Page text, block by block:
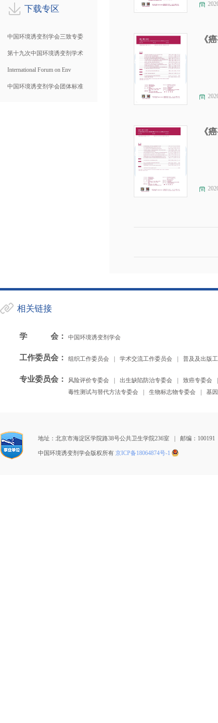
下载专区
中国环境诱变剂学会三致专委
第十九次中国环境诱变剂学术
International Forum on Env
中国环境诱变剂学会团体标准
《
《
相关链接
学会 ： 中国环境诱变剂学会
工作委员会 ： 组织工作委员会 学术交流工作委员会 普及及出版
专业委员会 ： 风险评价专委会 出生缺陷防治专委会 致癌专委会
毒性测试与替代方法专委会
生物标志物专委会 基
地址：北京市海淀区学院路38号公共卫生学院236室 邮编：100191
中国环境诱变剂学会版权所有 京ICP备18064874号-1